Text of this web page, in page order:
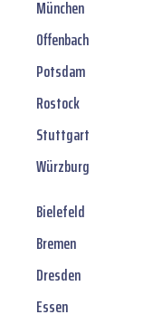
München
Offenbach
Potsdam
Rostock
Stuttgart
Würzburg
Bielefeld
Bremen
Dresden
Essen